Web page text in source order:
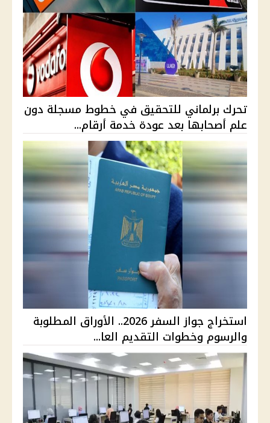
تحرك برلماني للتحقيق في خطوط مسجلة دون
علم أصحابها بعد عودة خدمة أرقام...
استخراج جواز السفر 2026.. الأوراق المطلوبة
والرسوم وخطوات التقديم العا...